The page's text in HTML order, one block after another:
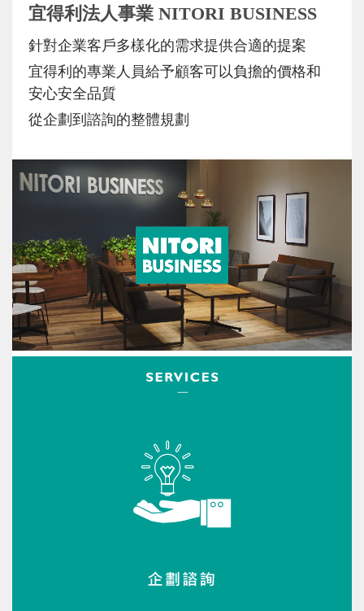
宜得利法人事業 NITORI BUSINESS
針對企業客戶多樣化的需求提供合適的提案
宜得利的專業人員給予顧客可以負擔的價格和
安心安全品質
從企劃到諮詢的整體規劃